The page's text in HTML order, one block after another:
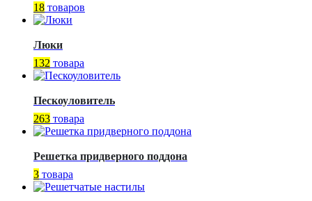
18 товаров
Люки
132 товара
Пескоуловитель
263 товара
Решетка придверного поддона
3 товара